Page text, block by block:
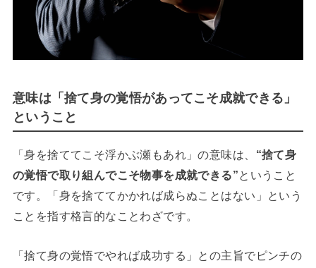
意味は「捨て身の覚悟があってこそ成就できる」
ということ
「身を捨ててこそ浮かぶ瀬もあれ」の意味は、 “捨て身
の覚悟で取り組んでこそ物事を成就できる”ということ
です。「身を捨ててかかれば成らぬことはない」という
ことを指す格言的なことわざです。
「捨て身の覚悟でやれば成功する」との主旨でピンチの